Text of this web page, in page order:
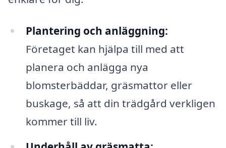
Plantering och anläggning:
Företaget kan hjälpa till med att
planera och anlägga nya
blomsterbäddar, gräsmattor eller
buskage, så att din trädgård verkligen
kommer till liv.